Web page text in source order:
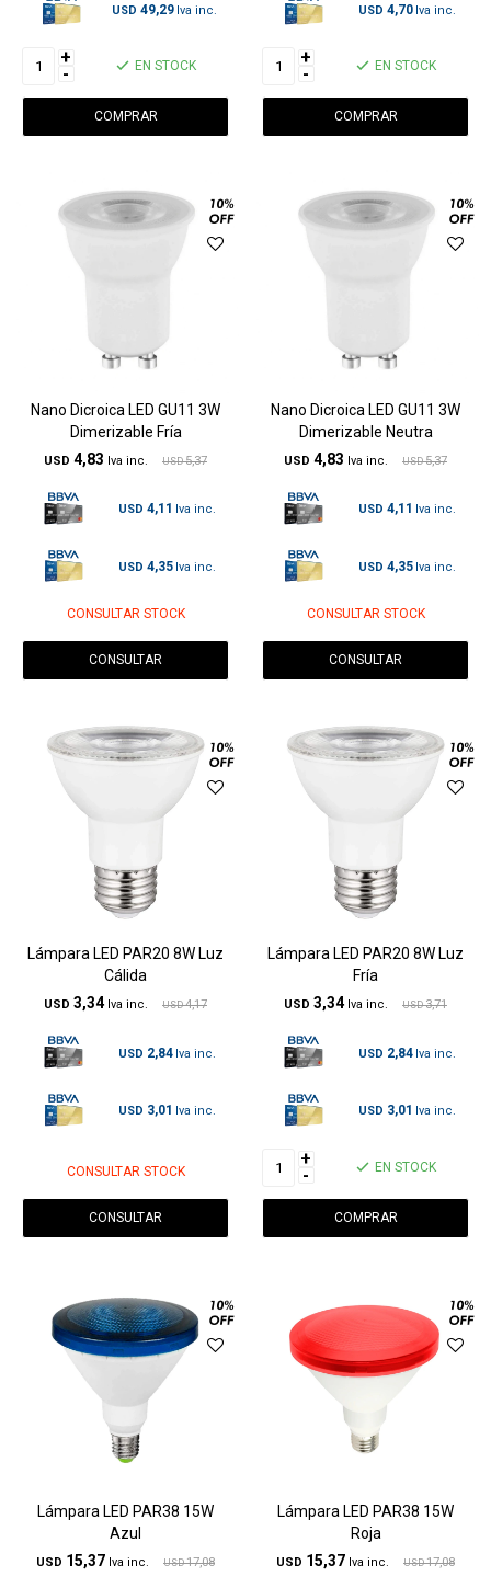
USD 49,29
+
- EN STOCK
USD 4,70
+
- EN STOCK
Nano Dicroica LED GU11 3W
Dimerizable Fría
USD 4,83 USD 5,37
USD 4,11
USD 4,35
CONSULTAR STOCK
CONSULTAR
Nano Dicroica LED GU11 3W
Dimerizable Neutra
USD 4,83 USD 5,37
USD 4,11
USD 4,35
CONSULTAR STOCK
CONSULTAR
Lámpara LED PAR20 8W Luz
Cálida
USD 3,34 USD 4,17
USD 2,84
USD 3,01
CONSULTAR STOCK
CONSULTAR
Lámpara LED PAR20 8W Luz
Fría
USD 3,34 USD 3,71
USD 2,84
USD 3,01
+
- EN STOCK
Lámpara LED PAR38 15W
Azul
USD 15,37 USD 17,08
Lámpara LED PAR38 15W
Roja
USD 15,37 USD 17,08